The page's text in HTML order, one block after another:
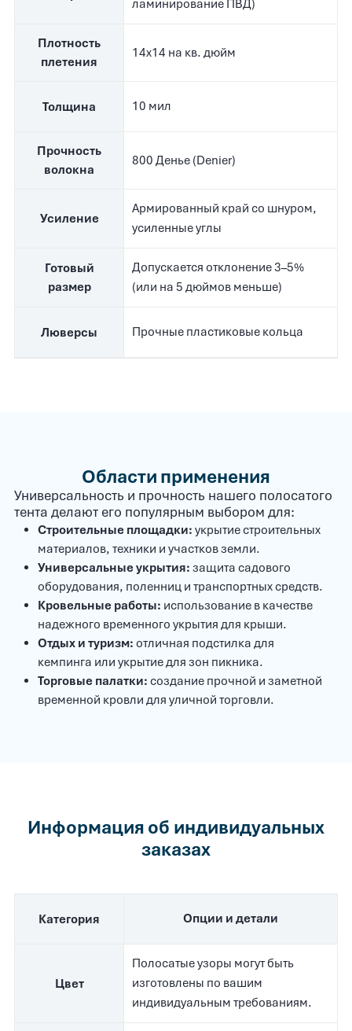
ламинирование ПВД)
Плотность
плетения
14x14 на кв. дюйм
Толщина 10 мил
Прочность
волокна
800 Денье (Denier)
Усиление
Армированный край со шнуром,
усиленные углы
Готовый
размер
Допускается отклонение 3–5%
(или на 5 дюймов меньше)
Люверсы Прочные пластиковые кольца
Области применения
Универсальность и прочность нашего полосатого
тента делают его популярным выбором для:
Строительные площадки: укрытие строительных
материалов, техники и участков земли.
Универсальные укрытия: защита садового
оборудования, поленниц и транспортных средств.
Кровельные работы: использование в качестве
надежного временного укрытия для крыши.
Отдых и туризм: отличная подстилка для
кемпинга или укрытие для зон пикника.
Торговые палатки: создание прочной и заметной
временной кровли для уличной торговли.
Информация об индивидуальных
заказах
Категория Опции и детали
Цвет
Полосатые узоры могут быть
изготовлены по вашим
индивидуальным требованиям.